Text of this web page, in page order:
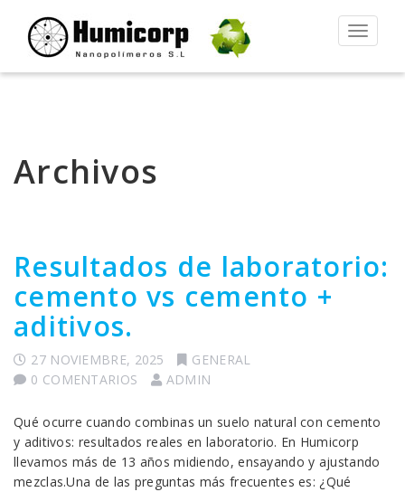
Alternar
Archivos
Resultados de laboratorio:
cemento vs cemento +
aditivos.
27 NOVIEMBRE, 2025
GENERAL
0 COMENTARIOS
ADMIN
Qué ocurre cuando combinas un suelo natural con cemento
y aditivos: resultados reales en laboratorio. En Humicorp
llevamos más de 13 años midiendo, ensayando y ajustando
mezclas.Una de las preguntas más frecuentes es: ¿Qué